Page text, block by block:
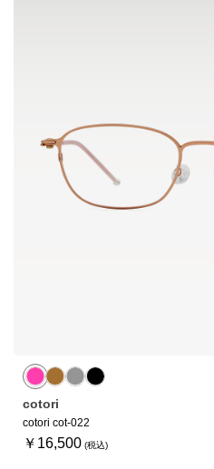
cotori
cotori cot-022
￥16,500